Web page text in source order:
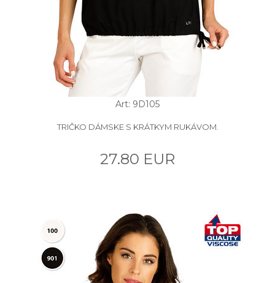
Art: 9D105
TRIČKO DÁMSKE S KRÁTKYM RUKÁVOM.
27.80 EUR